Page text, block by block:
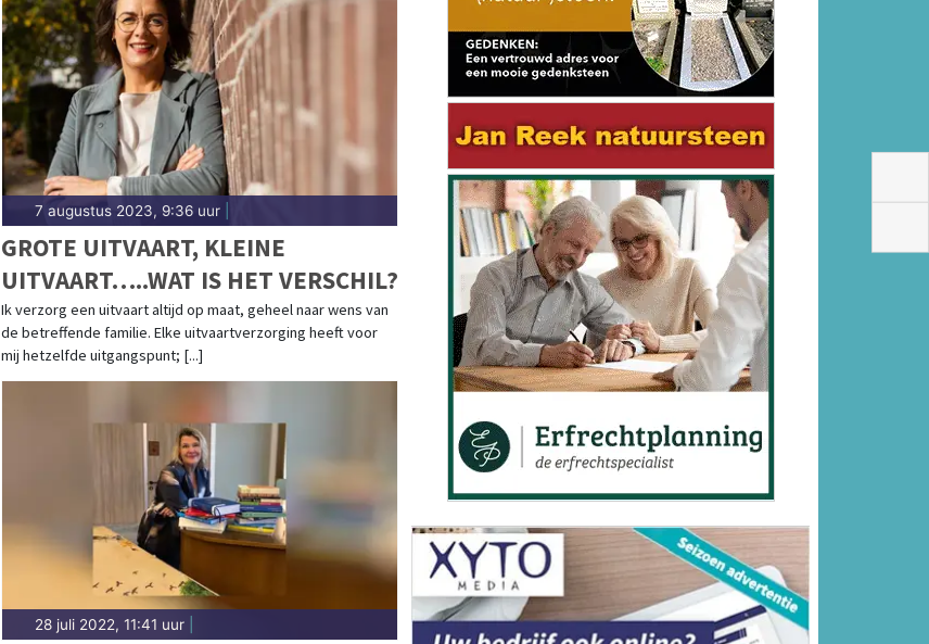
7 augustus 2023, 9:36 uur|
GROTE UITVAART, KLEINE
UITVAART…..WAT IS HET VERSCHIL?
Ik verzorg een uitvaart altijd op maat, geheel naar wens van
de betreffende familie. Elke uitvaartverzorging heeft voor
mij hetzelfde uitgangspunt; [...]
28 juli 2022, 11:41 uur|